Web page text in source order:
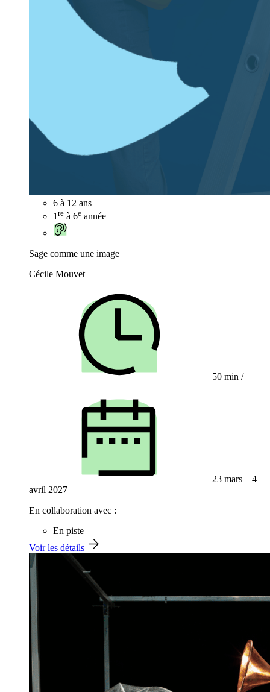
6 à 12 ans
1 re à 6e année
Sage comme une image
Cécile Mouvet
50 min /
23 mars – 4
avril 2027
En collaboration avec :
En piste
Voir les détails